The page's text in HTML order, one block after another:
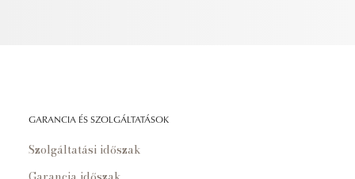
GARANCIA ÉS SZOLGÁLTATÁSOK
Szolgáltatási időszak